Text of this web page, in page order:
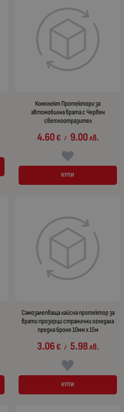
Комплект Протектори за
автомобилна врата с Червен
светлоотразител
4.60€ / 9.00лв.
КУПИ
Самозалепваща лайсна протектор за
врати прозорци странични огледала
предна броня 10мм х 15м
3.06€ / 5.98лв.
КУПИ